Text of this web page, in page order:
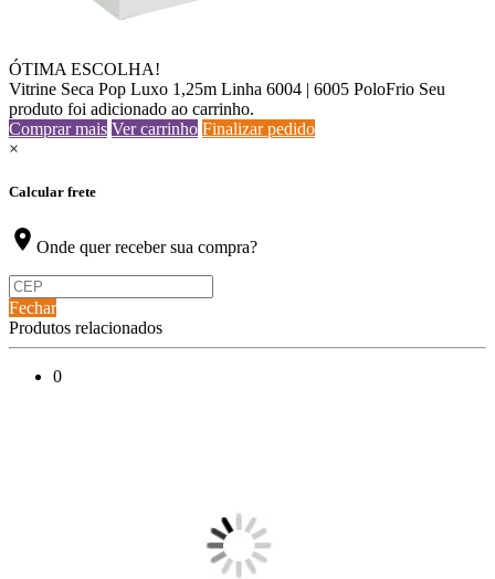
ÓTIMA ESCOLHA!
Vitrine Seca Pop Luxo 1,25m Linha 6004 | 6005 PoloFrio Seu
produto foi adicionado ao carrinho.
Comprar mais Ver carrinho Finalizar pedido
×
Calcular frete
location_on Onde quer receber sua compra?
Fechar
Produtos relacionados
0